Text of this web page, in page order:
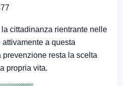
la cittadinanza rientrante nelle
a questa
resta la scelta
propria vita.